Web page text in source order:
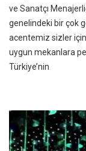
ve Sanatçı
genelindeki bir çok
acentemiz sizler
uygun mekanlara
Türkiye’nin